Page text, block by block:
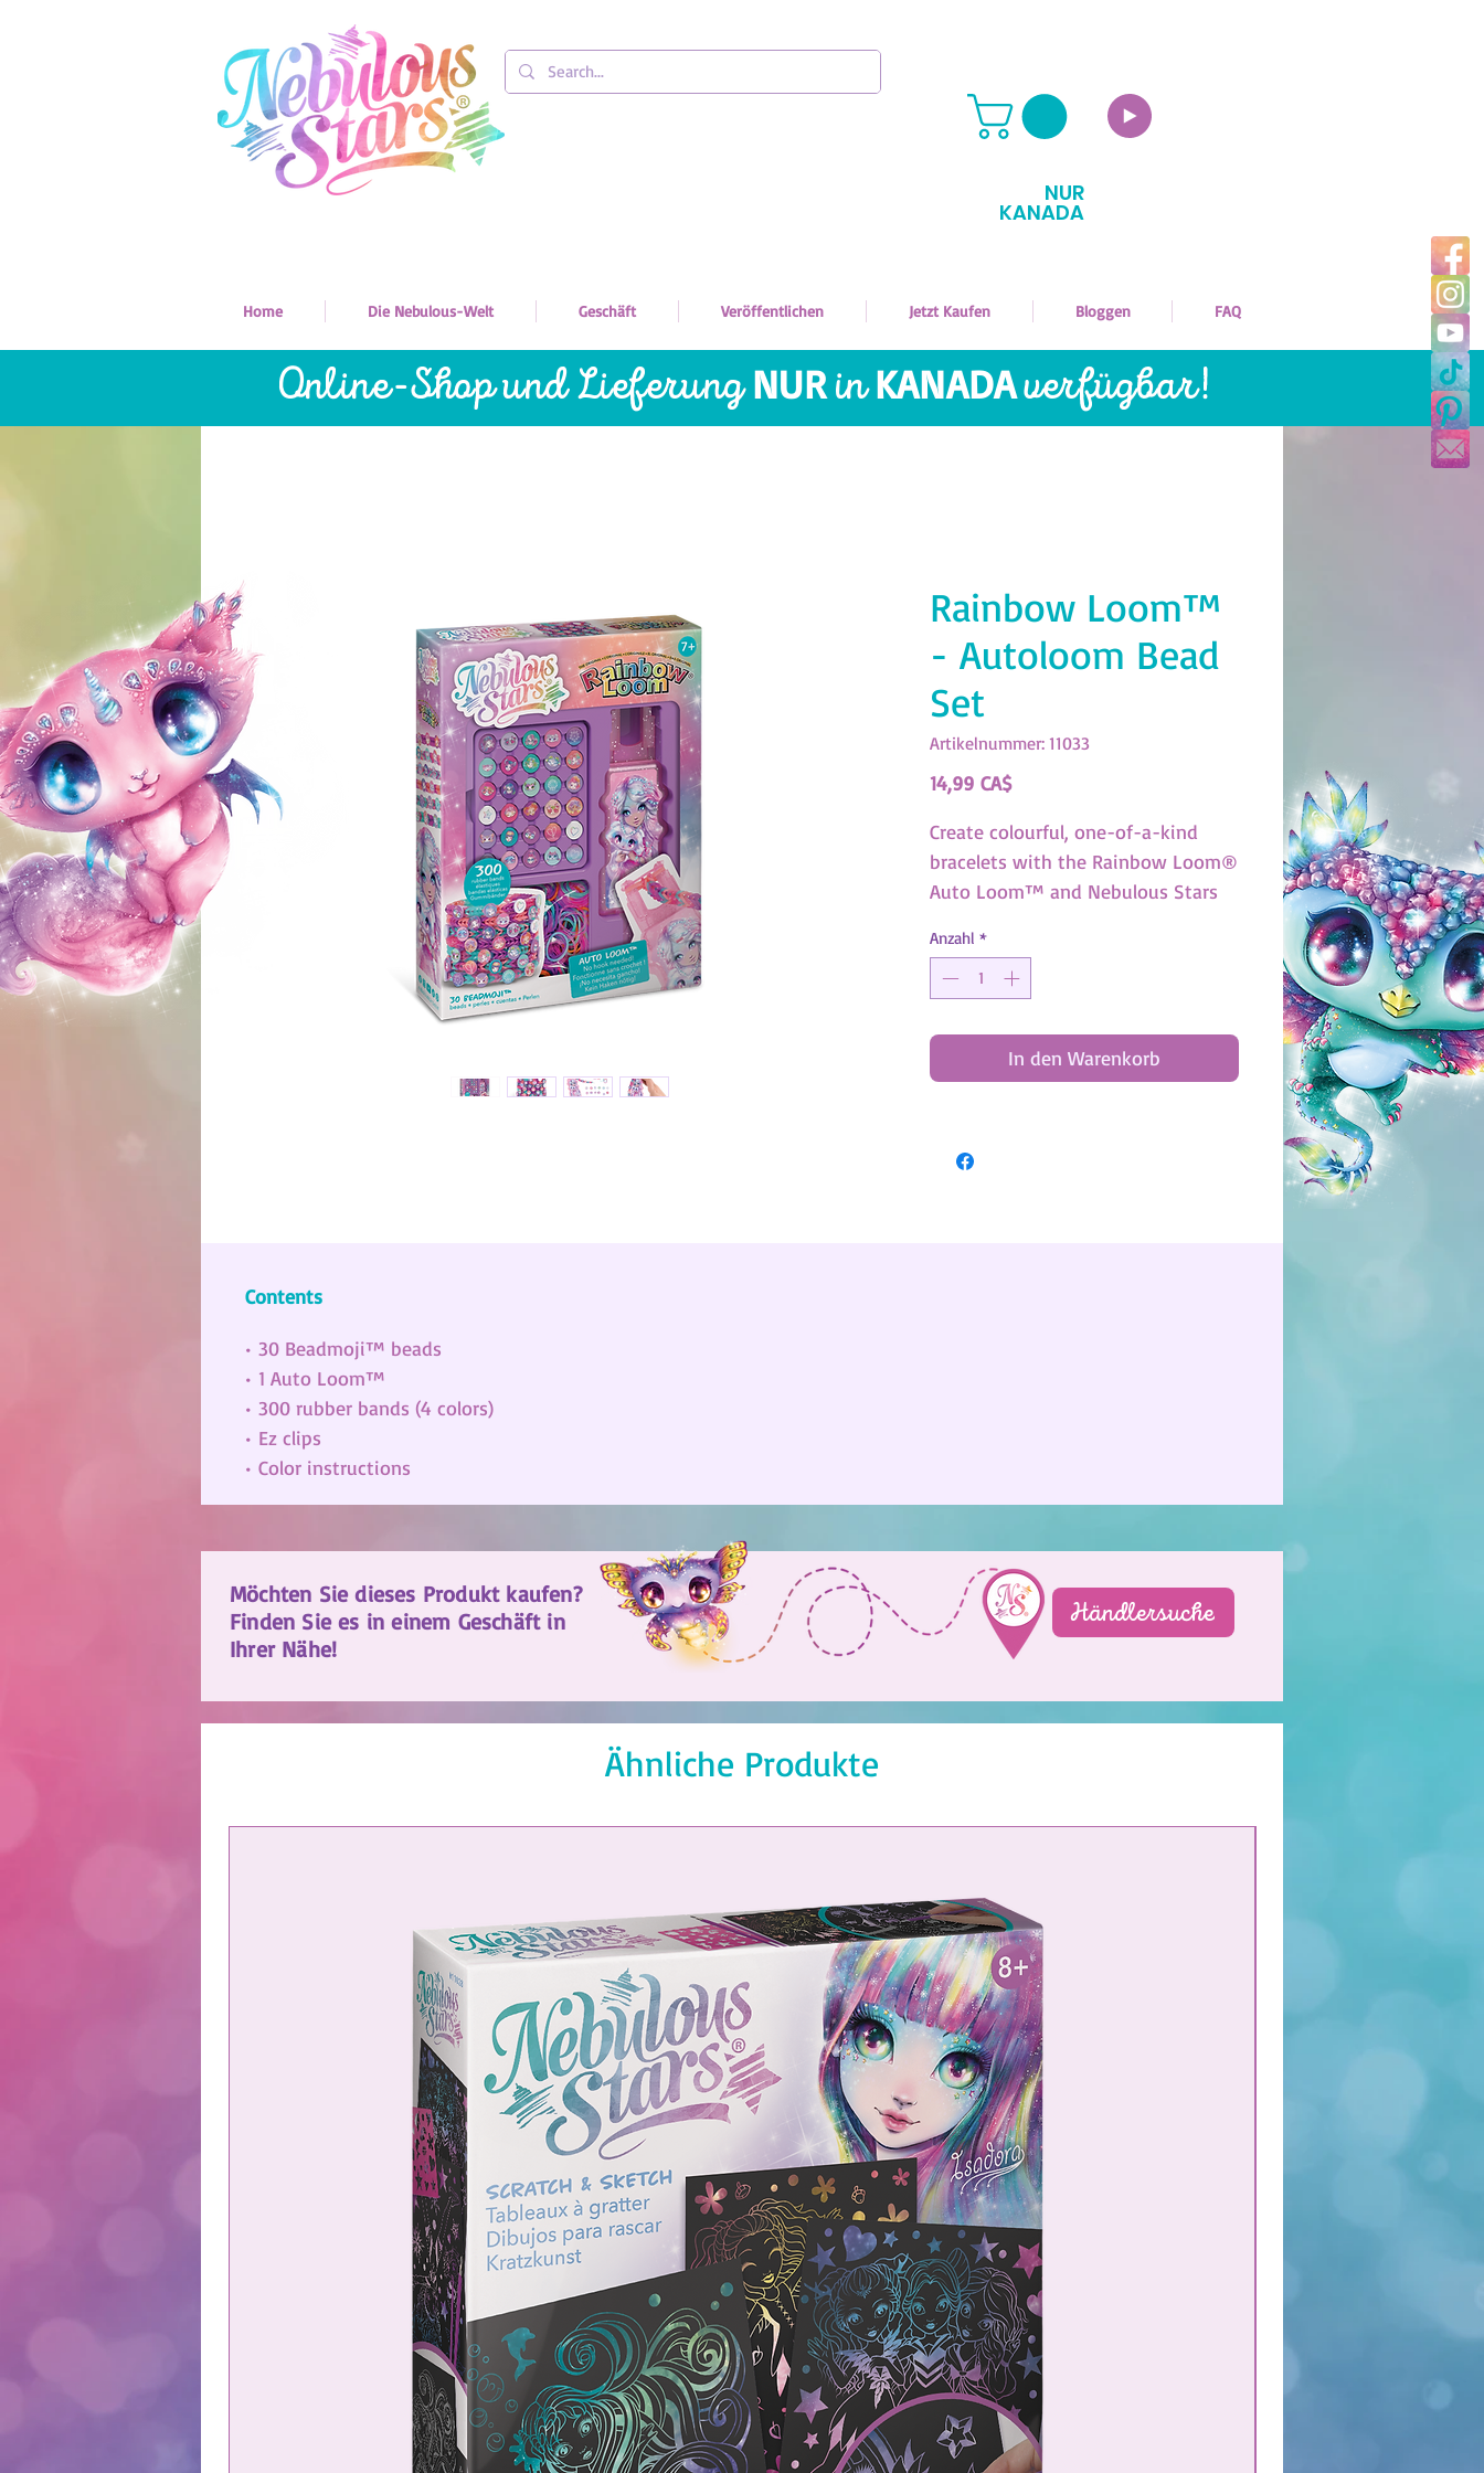
NUR
KANADA
Home Die Nebulous-Welt Geschäft Veröffentlichen Jetzt Kaufen Bloggen FAQ
Online-Shop undLieferungNURinKANADAverfügbar!
Rainbow Loom™
- Autoloom Bead
Set
Artikelnummer: 11033
14,99 CA$Preis
Create colourful, one-of-a-kind
bracelets with the Rainbow Loom®
Auto Loom™ and Nebulous Stars
beads featuring your favourite
Stars.
Anzahl *
In den Warenkorb
Contents
• 30 Beadmoji™ beads
• 1 Auto Loom™
• 300 rubber bands (4 colors)
• Ez clips
• Color instructions
Möchten Sie dieses Produkt kaufen?
Finden Sie es in einem Geschäft in
Ihrer Nähe!
Händlersuche
Ähnliche Produkte